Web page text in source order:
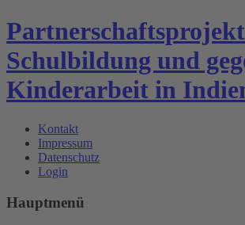
Schulbildung und
Kinderarbeit in
Kontakt
Impressum
Datenschutz
Login
Hauptmenü